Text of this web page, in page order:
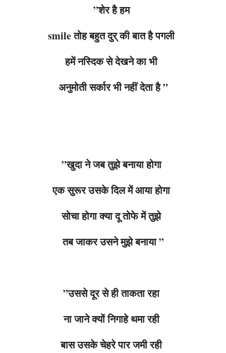
”शेर है हम
smile तोह बहुत दुर् की बात है पगली
हमें नस्दिक से देखने का भी
अनुमोती सर्कार भी नहीं देता है ”
”खुदा ने जब तुझे बनाया होगा
एक सुरूर उसके दिल में आया होगा
सोचा होगा क्या दू तोफे में तुझे
तब जाकर उसने मुझे बनाया ”
”उससे दूर से ही ताकता रहा
ना जाने क्यों निगाहे थमा रही
बास उसके चेहरे पार जमी रही